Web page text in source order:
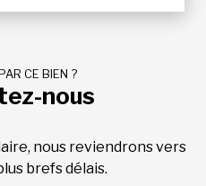
CE BIEN ?
nous
nous reviendrons vers
brefs délais.